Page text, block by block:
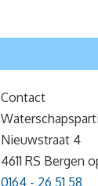
Contact
Nieuwstraat 4
4611 RS Bergen
0164 - 26 51 58